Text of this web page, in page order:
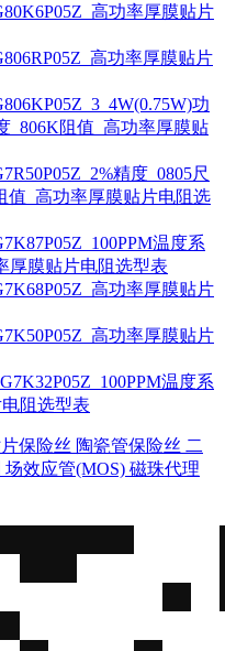
高功率厚膜贴片
高功率厚膜贴片
功
_806K阻值_高功率厚膜贴
精度_0805尺
值_高功率厚膜贴片电阻选
温度系
厚膜贴片电阻选型表
高功率厚膜贴片
高功率厚膜贴片
温度系
阻选型表
保险丝 陶瓷管保险丝 二
场效应管(MOS) 磁珠代理